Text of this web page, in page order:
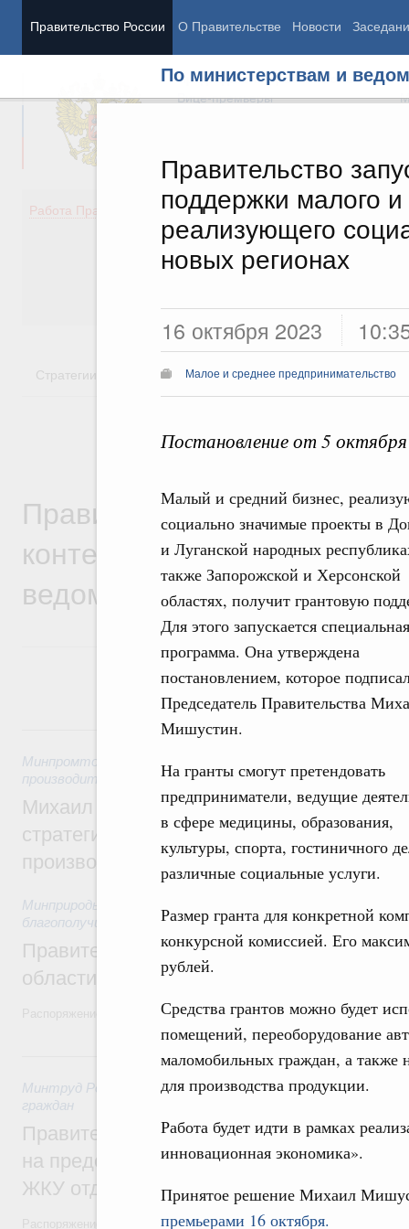
Правительство России О Правительстве Новости
По министерствам и
Правительство
поддержки малого
реализующего
новых регионах
16 октября 2023
Малое и среднее предпринимательство
Постановление от 5
Малый и средний бизнес,
социально значимые проекты в
и Луганской народных
также Запорожской и Херсонской
областях, получит грантовую
Для этого запускается специальная
программа. Она утверждена
постановлением, которое
Председатель Правительства
Мишустин.
На гранты смогут претендовать
предприниматели, ведущие
в сфере медицины, образования,
культуры, спорта, гостиничного
различные социальные услуги.
Размер гранта для конкретной
конкурсной комиссией. Его
рублей.
Средства грантов можно будет
помещений, переоборудование
маломобильных граждан, а также
для производства продукции.
Работа будет идти в рамках
инновационная экономика».
Принятое решение Михаил
премьерами 16 октября.
Председатель Правительства
Вице-премьеры
Работа Правительства
Демография
Здоровье
Образование
Культура
Государство
Стратегии Государственные программы
Правительственная
контексте работы
ведомств
Минпромторг России
производительности труда и поддержки занятости
Михаил Мишустин дал поручения по
стратегической сессии, посвящённой
производительности труда
Минприроды России
благополучие»
Правительство увеличило объём
области в рамках федерального
Распоряжение от 3 августа 2026 года №2067-р
31 июля, пятница
Минтруд России 31 июля 2026,Социальная поддержка
граждан
Правительство направит регионам
на предоставление мер социальной
ЖКУ отдельным категориям граждан
Распоряжение от 30 июля 2026 года №2032-р